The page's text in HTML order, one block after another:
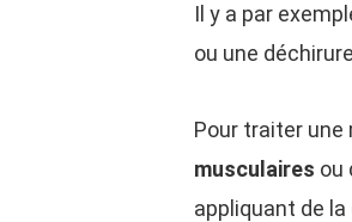
Il y a par
ou une
Pour traiter une
musculaires ou
appliquant de